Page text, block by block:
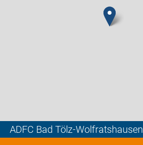
ADFC Bad Tölz-Wolfratshausen